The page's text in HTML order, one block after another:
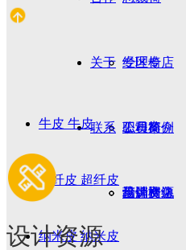
经理椅
职员椅
培训椅
专区专店
工程案例
设计资源
关于
公司简介
品牌文化
联系
营销网络
牛皮 牛皮
超纤皮 超纤皮
纳米皮 纳米皮
设计资源